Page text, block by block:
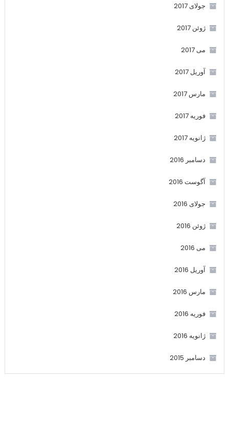
جولای 2017
ژوئن 2017
می 2017
آوریل 2017
مارس 2017
فوریه 2017
ژانویه 2017
دسامبر 2016
آگوست 2016
جولای 2016
ژوئن 2016
می 2016
آوریل 2016
مارس 2016
فوریه 2016
ژانویه 2016
دسامبر 2015